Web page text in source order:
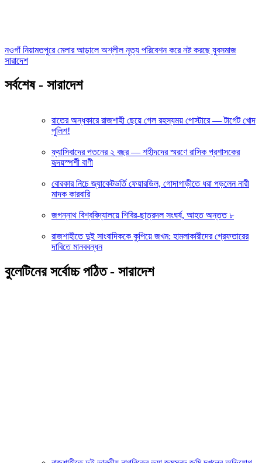
নওগাঁ নিয়ামতপুরে মেলার আড়ালে অশ্লীল নৃত্য পরিবেশন করে নষ্ট করছে যুবসমাজ
সারাদেশ
সর্বশেষ - সারাদেশ
রাতের অন্ধকারে রাজশাহী ছেয়ে গেল রহস্যময় পোস্টারে — টার্গেট খোদ
পুলিশ!
ফ্যাসিবাদের পতনের ২ বছর — শহীদদের স্মরণে রাসিক প্রশাসকের
হৃদয়স্পর্শী বাণী
বোরকার নিচে জ্যাকেটভর্তি ফেয়ারডিল, গোদাগাড়ীতে ধরা পড়লেন নারী
মাদক কারবারি
জগন্নাথ বিশ্ববিদ্যালয়ে শিবির-ছাত্রদল সংঘর্ষ, আহত অন্তত ৮
রাজশাহীতে দুই সাংবাদিককে কুপিয়ে জখম: হামলাকারীদের গ্রেফতারের
দাবিতে মানববন্ধন
বুলেটিনের সর্বোচ্চ পঠিত - সারাদেশ